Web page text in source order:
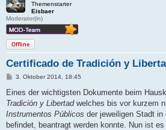
Themenstarter
Eisbaer
Moderator(in)
Offline
Certificado de Tradición y
B
i
r
a
3. Oktober 2014, 18:45
Eines der wichtigsten Dokumente beim
Tradición y Libertadwelches bis vor kurzem
Instrumentos Públicos der jeweiligen Stadt
befindet, beantragt werden konnte. Nun ist es